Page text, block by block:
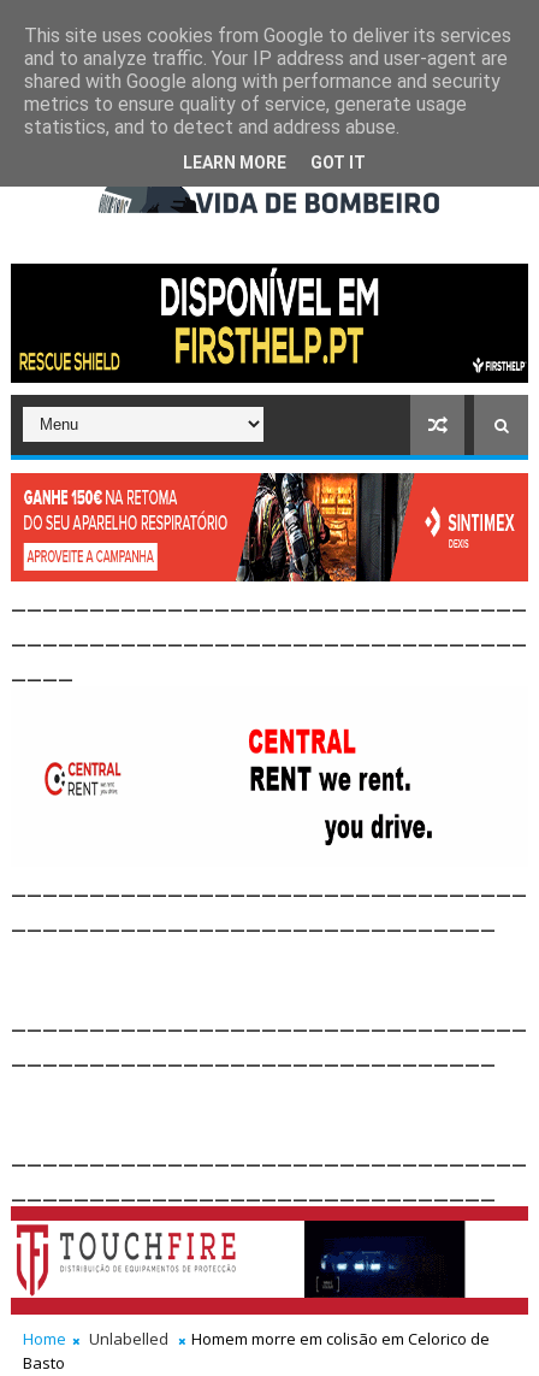
Home Unlabelled
Homem morre em colisão em Celorico de
Basto
This site uses cookies from Google to deliver its services
and to analyze traffic. Your IP address and user-agent are
shared with Google along with performance and security
metrics to ensure quality of service, generate usage
statistics, and to detect and address abuse.
LEARN MORE GOT IT